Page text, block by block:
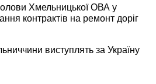
Хмельницької ОВА у
контрактів на ремонт доріг
виступлять за Україну